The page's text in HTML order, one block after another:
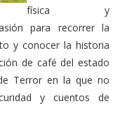
física y
para recorrer la
y conocer la historia
de café del estado
Terror en la que no
y cuentos de